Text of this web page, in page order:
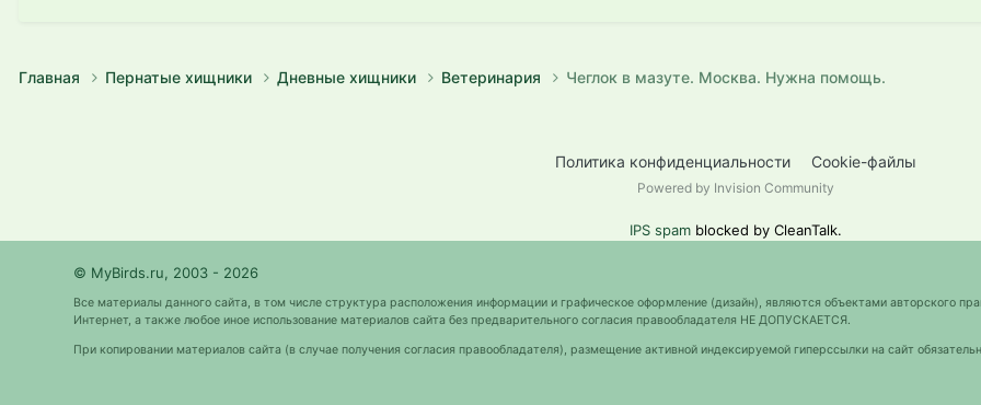
Главная Пернатые хищники Дневные хищники Ветеринария Чеглок в мазуте. Москва. Нужна помощь.
Политика конфиденциальности Cookie-файлы
Powered by Invision Community
IPS spam blocked by CleanTalk.
© MyBirds.ru, 2003 - 2026
Все материалы данного сайта, в том числе структура расположения информации и графическое оформление (дизайн), являются объектами авторского
Интернет, а также любое иное использование материалов сайта без предварительного согласия правообладателя НЕ ДОПУСКАЕТСЯ.
При копировании материалов сайта (в случае получения согласия правообладателя), размещение активной индексируемой гиперссылки на сайт